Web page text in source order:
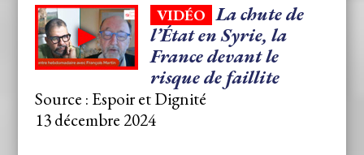
VIDÉO La chute de
l’État en Syrie, la
France devant le
risque de faillite
Source : Espoir et Dignité
13 décembre 2024